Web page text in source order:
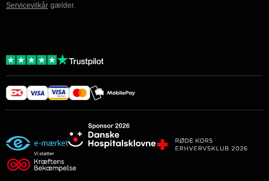
Servicevilkår gælder.